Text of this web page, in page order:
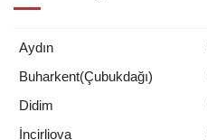
Aydın
Buharkent(Çubukdağı)
Didim
İncirliova